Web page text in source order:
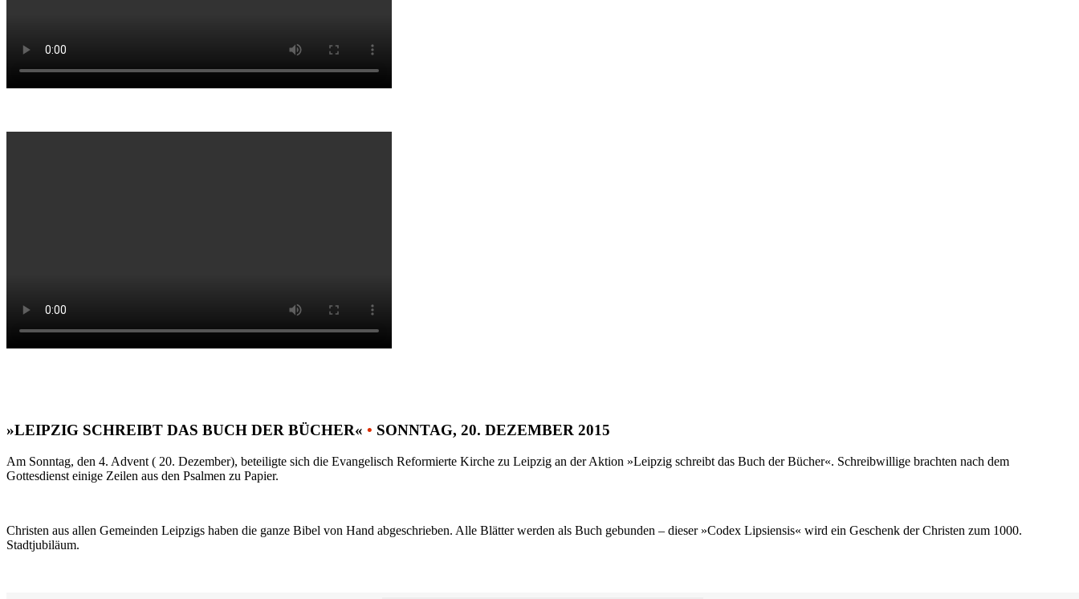
»LEIPZIG SCHREIBT DAS BUCH DER BÜCHER« • SONNTAG, 20. DEZEMBER 2015
Am Sonntag, den 4. Advent ( 20. Dezember), beteiligte sich die Evangelisch Reformierte Kirche zu Leipzig an der Aktion »Leipzig schreibt das Buch der Bücher«. Schreibwillige brachten nach dem
Gottesdienst einige Zeilen aus den Psalmen zu Papier.
Christen aus allen Gemeinden Leipzigs haben die ganze Bibel von Hand abgeschrieben. Alle Blätter werden als Buch gebunden – dieser »Codex Lipsiensis« wird ein Geschenk der Christen zum 1000.
Stadtjubiläum.